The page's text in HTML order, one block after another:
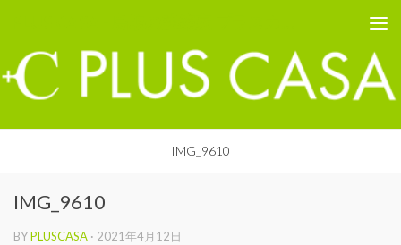
IMG_9610
IMG_9610
BYPLUSCASA · 2021年4月12日